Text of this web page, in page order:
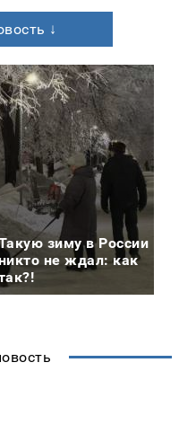
↓
зиму в России
не ждал: как